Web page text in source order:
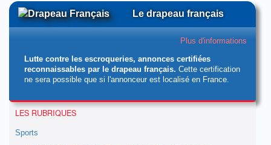
Le drapeau français
Plus d'informations
Lutte contre les escroqueries, annonces certifiées
reconnaissables par le drapeau français. Cette certification
ne sera possible que si l'annonceur est localisé en France.
LES RUBRIQUES
Sports